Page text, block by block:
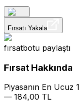
Fırsatı Yakala
fırsatbotu paylaştı
Fırsat Hakkında
Piyasanın En Ucuz
— 184,00 TL